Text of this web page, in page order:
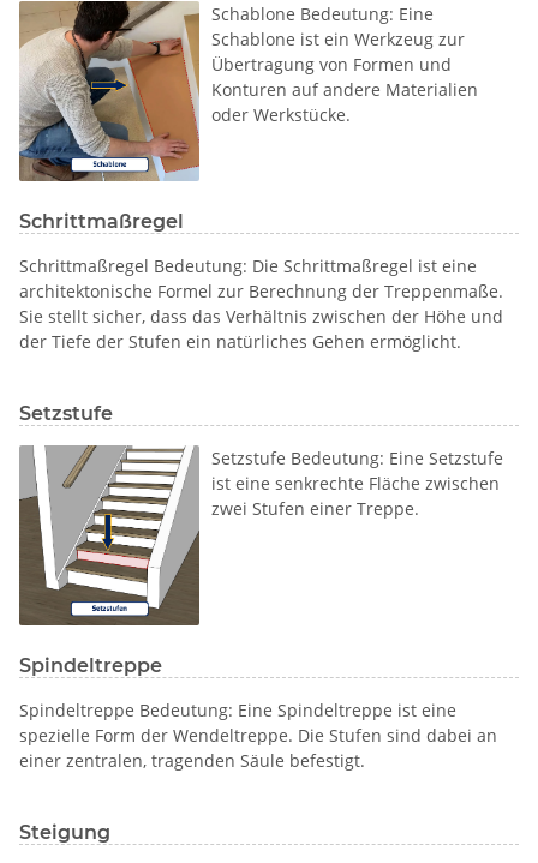
Schablone Bedeutung: Eine
Schablone ist ein Werkzeug zur
Übertragung von Formen und
Konturen auf andere Materialien
oder Werkstücke.
Schrittmaßregel
Schrittmaßregel Bedeutung: Die Schrittmaßregel ist eine
architektonische Formel zur Berechnung der Treppenmaße.
Sie stellt sicher, dass das Verhältnis zwischen der Höhe und
der Tiefe der Stufen ein natürliches Gehen ermöglicht.
Setzstufe
Setzstufe Bedeutung: Eine Setzstufe
ist eine senkrechte Fläche zwischen
zwei Stufen einer Treppe.
Spindeltreppe
Spindeltreppe Bedeutung: Eine Spindeltreppe ist eine
spezielle Form der Wendeltreppe. Die Stufen sind dabei an
einer zentralen, tragenden Säule befestigt.
Steigung